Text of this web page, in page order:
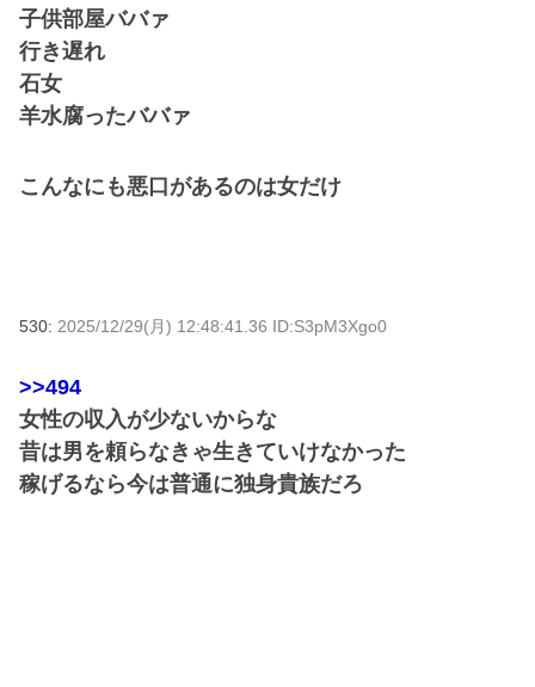
子供部屋ババァ
行き遅れ
石女
羊水腐ったババァ
こんなにも悪口があるのは女だけ
530: 2025/12/29(月) 12:48:41.36 ID:S3pM3Xgo0
>>494
女性の収入が少ないからな
昔は男を頼らなきゃ生きていけなかった
稼げるなら今は普通に独身貴族だろ